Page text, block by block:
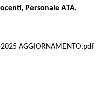
Personale ATA,
AGGIORNAMENTO.pdf